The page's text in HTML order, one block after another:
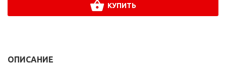
КУПИТЬ
ОПИСАНИЕ